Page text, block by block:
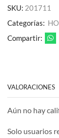
SKU: 201711
Categorías:
Compartir:
VALORACIONES
Aún no hay
Solo usuarios